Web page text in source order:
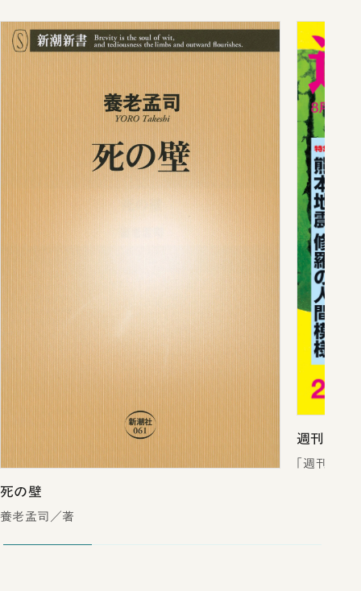
死の壁
養老孟司／著
週刊新潮
「週刊新潮